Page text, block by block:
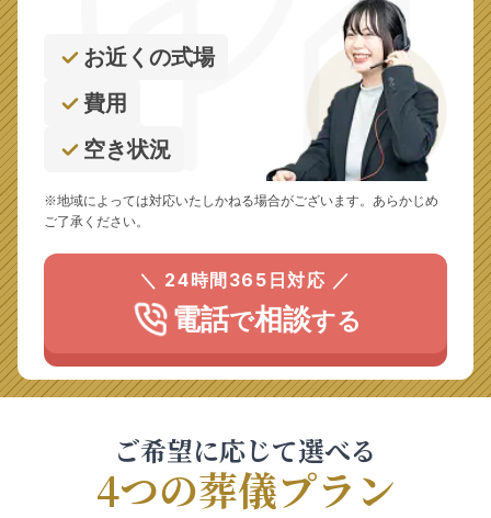
お近くの式場
費用
空き状況
※地域によっては対応いたしかねる場合がございます。あらかじめ
ご了承ください。
＼ 24時間365日対応 ／
電話で相談する
ご希望に応じて選べる
4つの葬儀プラン